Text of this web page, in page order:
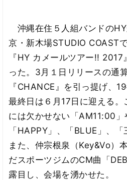
沖縄在住５人組バンドの
京・新木場STUDIO COAST
『HY カメールツアー!!
った。3月１日リリースの通
『CHANCE』を引っ提げ、
最終日は６月17日に迎える
には欠かせない「AM11:00」
「HAPPY」、「BLUE」、「
また、仲宗根泉（Key&Vo）
だスポーツジムのCM曲「
露目し、会場を湧かせた。